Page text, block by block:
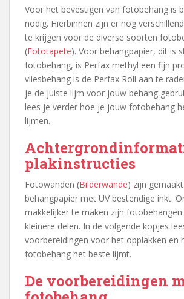
Voor het bevestigen van fotobehang is
nodig. Hierbinnen zijn er nog
te krijgen voor de diverse soorten
(Fototapete). Voor behangpapier, dit is
fotobehang, is Perfax methyl een fijn
vliesbehang is de Perfax Roll aan te
je de juiste lijm voor jouw behang
lees je verder hoe je jouw fotobehang
lijmen.
plakinstructies
Fotowanden (Bilderwände) zijn
behangpapier met UV bestendige inkt.
makkelijker te maken zijn fotobehangen
kleinere delen. In de volgende kopjes
voorbereidingen voor het opplakken en
fotobehang het beste lijmt.
De voorbereidingen